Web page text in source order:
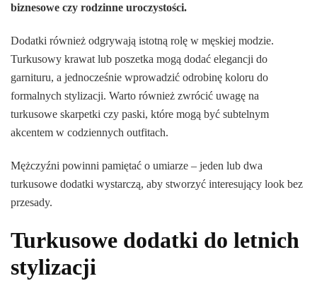
biznesowe czy rodzinne uroczystości.
Dodatki również odgrywają istotną rolę w męskiej modzie.
Turkusowy krawat lub poszetka mogą dodać elegancji do
garnituru, a jednocześnie wprowadzić odrobinę koloru do
formalnych stylizacji. Warto również zwrócić uwagę na
turkusowe skarpetki czy paski, które mogą być subtelnym
akcentem w codziennych outfitach.
Mężczyźni powinni pamiętać o umiarze – jeden lub dwa
turkusowe dodatki wystarczą, aby stworzyć interesujący look bez
przesady.
Turkusowe dodatki do letnich
stylizacji